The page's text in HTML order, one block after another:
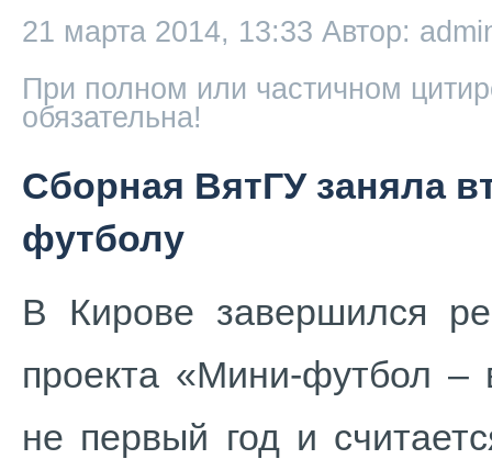
21 марта 2014, 13:33 Автор:
При полном или частичном
обязательна!
Сборная ВятГУ заняла
футболу
В Кирове завершился
проекта «Мини-футбол –
не первый год и